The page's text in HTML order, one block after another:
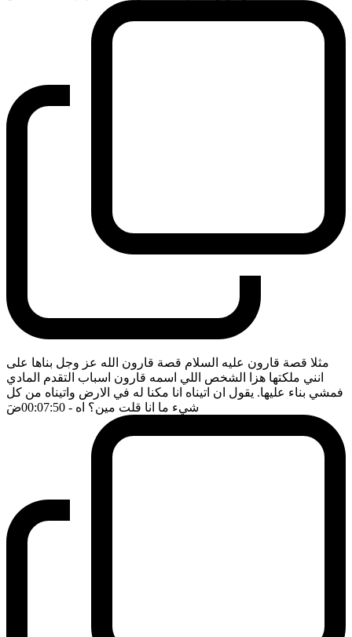
مثلا قصة قارون عليه السلام قصة قارون الله عز وجل بناها على
انني ملكتها هزا الشخص اللي اسمه قارون اسباب التقدم المادي
فمشي بناء عليها. يقول ان اتيناه انا مكنا له في الارض واتيناه من كل
شيء ما انا قلت مين؟ اه - 00:07:50 ضَ